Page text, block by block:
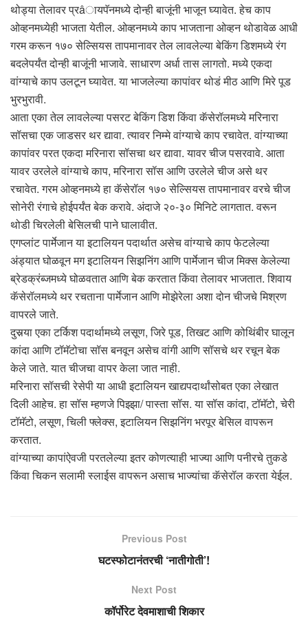
थोड्या तेलावर प्रâायपॅनमध्ये दोन्ही बाजूंनी भाजून घ्यावेत. हेच काप
ओव्हनमध्येही भाजता येतील. ओव्हनमध्ये काप भाजताना ओव्हन थोडावेळ आधी
गरम करून १७० सेल्सियस तापमानावर तेल लावलेल्या बेकिंग डिशमध्ये रंग
बदलेपर्यंत दोन्ही बाजूंनी भाजावे. साधारण अर्धा तास लागतो. मध्ये एकदा
वांग्याचे काप उलटून घ्यावेत. या भाजलेल्या कापांवर थोडं मीठ आणि मिरे पूड
भुरभुरावी.
आता एका तेल लावलेल्या पसरट बेकिंग डिश किंवा कॅसेरॉलमध्ये मरिनारा
सॉसचा एक जाडसर थर द्यावा. त्यावर निम्मे वांग्याचे काप रचावेत. वांग्याच्या
कापांवर परत एकदा मरिनारा सॉसचा थर द्यावा. यावर चीज पसरवावे. आता
यावर उरलेले वांग्याचे काप, मरिनारा सॉस आणि उरलेले चीज असे थर
रचावेत. गरम ओव्हनमध्ये हा कॅसेरॉल १७० सेल्सियस तापमानावर वरचे चीज
सोनेरी रंगाचे होईपर्यंत बेक करावे. अंदाजे २०-३० मिनिटे लागतात. वरून
थोडी चिरलेली बेसिलची पाने घालावीत.
एगप्लांट पार्मेजान या इटालियन पदार्थात असेच वांग्याचे काप फेटलेल्या
अंड्यात घोळवून मग इटालियन सिझनिंग आणि पार्मेजान चीज मिक्स केलेल्या
ब्रेडक्रंब्जमध्ये घोळवतात आणि बेक करतात किंवा तेलावर भाजतात. शिवाय
कॅसेरॉलमध्ये थर रचताना पार्मेजान आणि मोझेरेला अशा दोन चीजचे मिश्रण
वापरले जाते.
दुसर्‍या एका टर्किश पदार्थामध्ये लसूण, जिरे पूड, तिखट आणि कोथिंबीर घालून
कांदा आणि टॉमॅटोचा सॉस बनवून असेच वांगी आणि सॉसचे थर रचून बेक
केले जाते. यात चीजचा वापर केला जात नाही.
मरिनारा सॉसची रेसेपी या आधी इटालियन खाद्यपदार्थांसोबत एका लेखात
दिली आहेच. हा सॉस म्हणजे पिझ्झा/ पास्ता सॉस. या सॉस कांदा, टॉमॅटो, चेरी
टॉमॅटो, लसूण, चिली फ्लेक्स, इटालियन सिझनिंग भरपूर बेसिल वापरून
करतात.
वांग्याच्या कापांऐवजी परतलेल्या इतर कोणत्याही भाज्या आणि पनीरचे तुकडे
किंवा चिकन सलामी स्लाईस वापरून असाच भाज्यांचा कॅसेरॉल करता येईल.
Previous Post
घटस्फोटानंतरची ‘नातीगोती’!
Next Post
कॉर्पोरेट देवमाशाची शिकार